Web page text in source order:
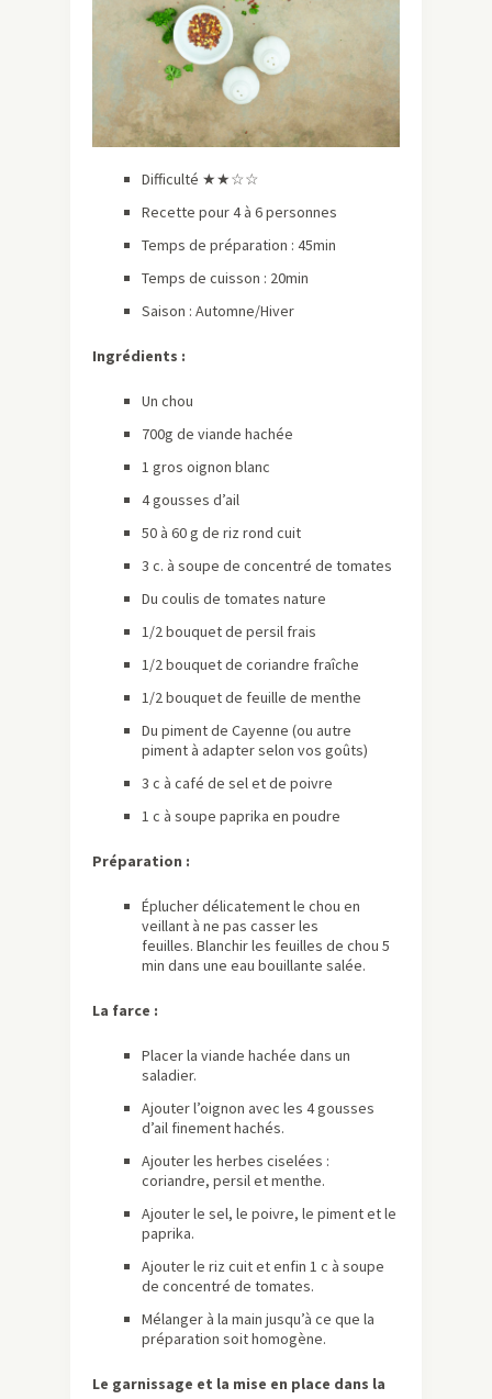
Difficulté ★★☆☆
Recette pour 4 à 6 personnes
Temps de préparation : 45min
Temps de cuisson : 20min
Saison : Automne/Hiver
Ingrédients :
Un chou
700g de viande hachée
1 gros oignon blanc
4 gousses d’ail
50 à 60 g de riz rond cuit
3 c. à soupe de concentré de tomates
Du coulis de tomates nature
1/2 bouquet de persil frais
1/2 bouquet de coriandre fraîche
1/2 bouquet de feuille de menthe
Du piment de Cayenne (ou autre
piment à adapter selon vos goûts)
3 c à café de sel et de poivre
1 c à soupe paprika en poudre
Préparation :
Éplucher délicatement le chou en
veillant à ne pas casser les
feuilles. Blanchir les feuilles de chou 5
min dans une eau bouillante salée.
La farce :
Placer la viande hachée dans un
saladier.
Ajouter l’oignon avec les 4 gousses
d’ail finement hachés.
Ajouter les herbes ciselées :
coriandre, persil et menthe.
Ajouter le sel, le poivre, le piment et le
paprika.
Ajouter le riz cuit et enfin 1 c à soupe
de concentré de tomates.
Mélanger à la main jusqu’à ce que la
préparation soit homogène.
Le garnissage et la mise en place dans la